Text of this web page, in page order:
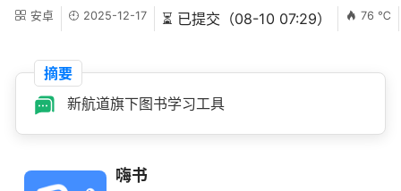
安卓 2025-12-17 ⏳ 已提交（08-10 07:29） 76 ℃
摘要
新航道旗下图书学习工具
嗨书